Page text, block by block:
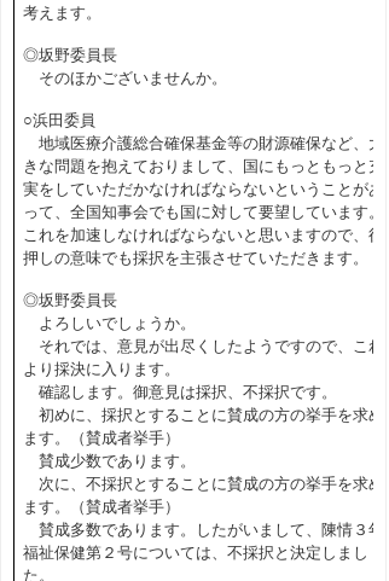
考えます。
◎坂野委員長
そのほかございませんか。
○浜田委員
地域医療介護総合確保基金等の財源確保など、大
きな問題を抱えておりまして、国にもっともっと充
実をしていただかなければならないということがあ
って、全国知事会でも国に対して要望しています。
これを加速しなければならないと思いますので、後
押しの意味でも採択を主張させていただきます。
◎坂野委員長
よろしいでしょうか。
それでは、意見が出尽くしたようですので、これ
より採決に入ります。
確認します。御意見は採択、不採択です。
初めに、採択とすることに賛成の方の挙手を求め
ます。（賛成者挙手）
賛成少数であります。
次に、不採択とすることに賛成の方の挙手を求め
ます。（賛成者挙手）
賛成多数であります。したがいまして、陳情３年
福祉保健第２号については、不採択と決定しまし
た。